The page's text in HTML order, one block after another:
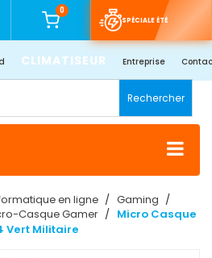
0
SPÉCIALE ÉTÉ
CLIMATISEUR Entreprise
Rechercher
en ligne
Gaming
Casque Gamer
Micro Casque
Vert Militaire